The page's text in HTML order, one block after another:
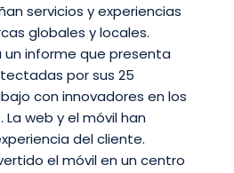
servicios y experiencias
globales y locales.
un informe que presenta
por sus 25
con innovadores en los
web y el móvil han
del cliente.
el móvil en un centro